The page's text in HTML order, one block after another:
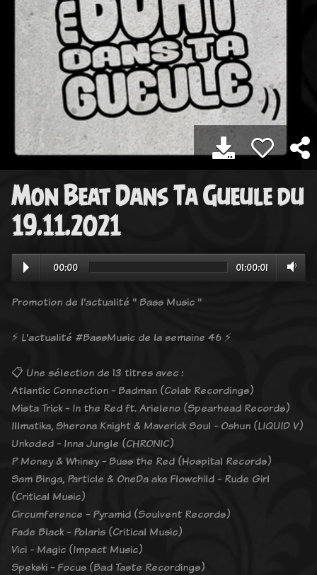
Mon Beat Dans Ta Gueule du
19.11.2021
00:00 01:00:01
Promotion de l'actualité " Bass Music "
⚡️ L'actualité #BassMusic de la semaine 46 ⚡️
📋 Une sélection de 13 titres avec :
Atlantic Connection - Badman (Colab Recordings)
Mista Trick - In the Red ft. Arieleno (Spearhead Records)
Illmatika, Sherona Knight & Maverick Soul - Oshun (LIQUID V)
Unkoded - Inna Jungle (CHRONIC)
P Money & Whiney - Buss the Red (Hospital Records)
Sam Binga, Particle & OneDa aka Flowchild - Rude Girl
(Critical Music)
Circumference - Pyramid (Soulvent Records)
Fade Black - Polaris (Critical Music)
Vici - Magic (Impact Music)
Spekski - Focus (Bad Taste Recordings)